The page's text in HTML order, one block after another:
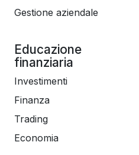
Gestione aziendale
Educazione
finanziaria
Investimenti
Finanza
Trading
Economia